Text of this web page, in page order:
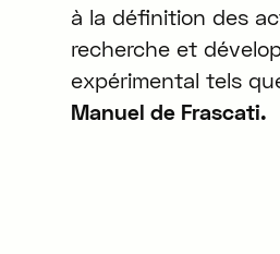
à la définition des
recherche et
expérimental tels
Manuel de Frascati.